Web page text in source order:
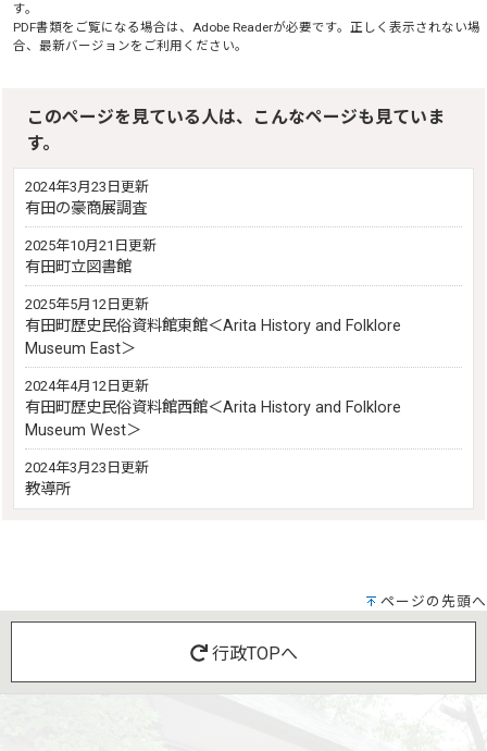
す。
PDF書類をご覧になる場合は、Adobe Readerが必要です。正しく表示されない場
合、最新バージョンをご利用ください。
このページを見ている人は、こんなページも見ていま
す。
2024年3月23日更新
有田の豪商展調査
2025年10月21日更新
有田町立図書館
2025年5月12日更新
有田町歴史民俗資料館東館＜Arita History and Folklore
Museum East＞
2024年4月12日更新
有田町歴史民俗資料館西館＜Arita History and Folklore
Museum West＞
2024年3月23日更新
教導所
ページの先頭へ
行政TOPへ